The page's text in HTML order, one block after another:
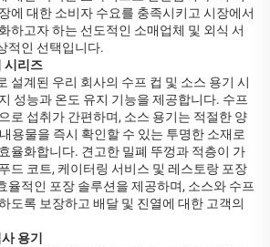
에 대한 소비자 수요를 충족시키고 시장에서
하고자 하는 선도적인 소매업체 및 외식 서
적인 선택입니다.
시리즈
설계된 우리 회사의 수프 컵 및 소스 용기 시
성능과 온도 유지 기능을 제공합니다. 수프
로 섭취가 간편하며, 소스 용기는 적절한 양
용물을 즉시 확인할 수 있는 투명한 소재로
율화합니다. 견고한 밀폐 뚜껑과 적층이 가
드 코트, 케이터링 서비스 및 레스토랑 포장
율적인 포장 솔루션을 제공하며, 소스와 수프
도록 보장하고 배달 및 진열에 대한 고객의
용기